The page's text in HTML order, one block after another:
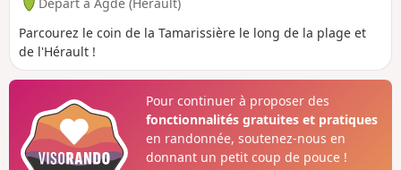
Parcourez le coin de la Tamarissière le long de la plage et
de l'Hérault !
Pour continuer à proposer des
fonctionnalités gratuites et pratiques
en randonnée, soutenez-nous en
donnant un petit coup de pouce !